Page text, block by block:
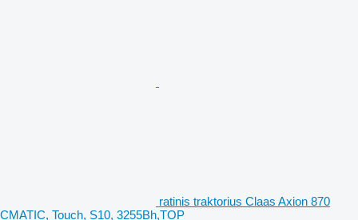
ratinis traktorius Claas Axion 870
CMATIC, Touch, S10, 3255Bh,TOP